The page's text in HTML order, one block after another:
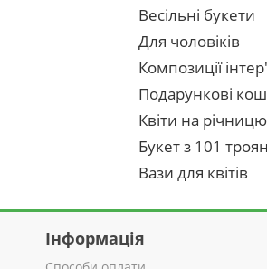
Весільні букети
Для чоловіків
Композиції
Подарункові
Квіти на
Букет з 101
Вази для квітів
Інформація